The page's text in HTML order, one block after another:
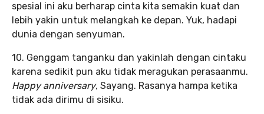
spesial ini aku berharap cinta kita semakin kuat dan
lebih yakin untuk melangkah ke depan. Yuk, hadapi
dunia dengan senyuman.
10. Genggam tanganku dan yakinlah dengan cintaku
karena sedikit pun aku tidak meragukan perasaanmu.
Happy anniversary, Sayang. Rasanya hampa ketika
tidak ada dirimu di sisiku.